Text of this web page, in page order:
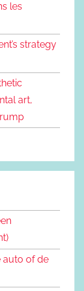
les
strategy
art,
auto of de